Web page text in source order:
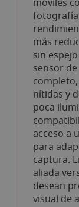
fotografía
más
sin
sensor
nítidas y
poca
acceso a
para
captura.
aliada
desean
visual de